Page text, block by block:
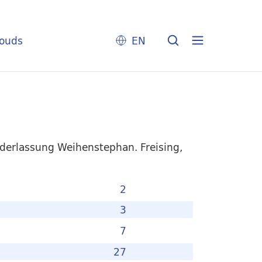
EN
Weihenstephan. Freising,
2
3
7
27